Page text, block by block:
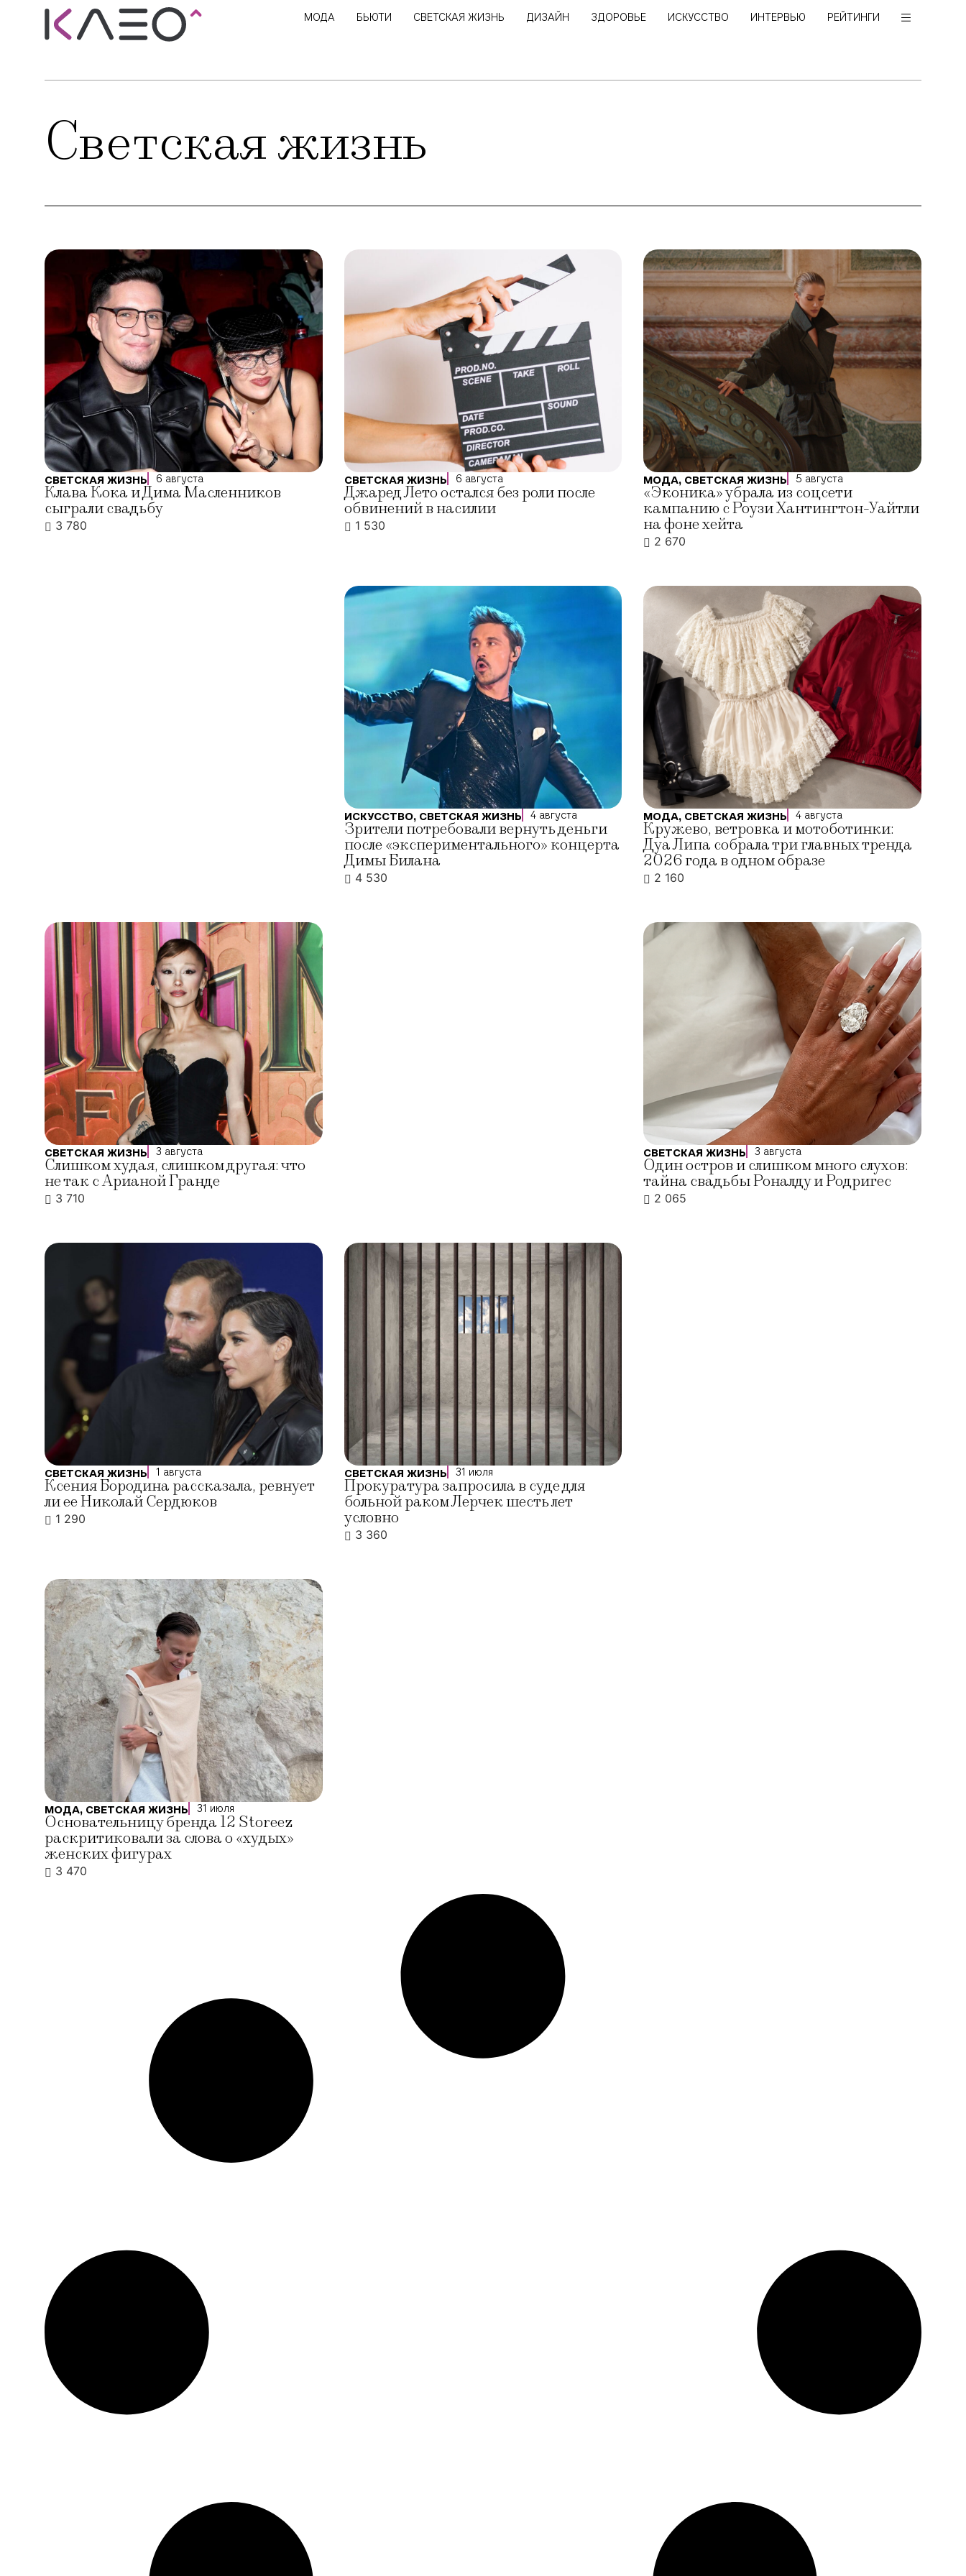
МОДА БЬЮТИ СВЕТСКАЯ ЖИЗНЬ ДИЗАЙН ЗДОРОВЬЕ ИСКУССТВО ИНТЕРВЬЮ РЕЙТИНГИ
Светская жизнь
СВЕТСКАЯ ЖИЗНЬ 6 августа
Клава Кока и Дима Масленников
сыграли свадьбу
3 780
СВЕТСКАЯ ЖИЗНЬ 6 августа
Джаред Лето остался без роли после
обвинений в насилии
1 530
МОДА, СВЕТСКАЯ ЖИЗНЬ 5 августа
«Эконика» убрала из соцсети
кампанию с Роузи Хантингтон-Уайтли
на фоне хейта
2 670
ИСКУССТВО, СВЕТСКАЯ ЖИЗНЬ 4 августа
Зрители потребовали вернуть деньги
после «экспериментального» концерта
Димы Билана
4 530
МОДА, СВЕТСКАЯ ЖИЗНЬ 4 августа
Кружево, ветровка и мотоботинки:
Дуа Липа собрала три главных тренда
2026 года в одном образе
2 160
СВЕТСКАЯ ЖИЗНЬ 3 августа
Слишком худая, слишком другая: что
не так с Арианой Гранде
3 710
СВЕТСКАЯ ЖИЗНЬ 3 августа
Один остров и слишком много слухов:
тайна свадьбы Роналду и Родригес
2 065
СВЕТСКАЯ ЖИЗНЬ 1 августа
Ксения Бородина рассказала, ревнует
ли ее Николай Сердюков
1 290
СВЕТСКАЯ ЖИЗНЬ 31 июля
Прокуратура запросила в суде для
больной раком Лерчек шесть лет
условно
3 360
МОДА, СВЕТСКАЯ ЖИЗНЬ 31 июля
Основательницу бренда 12 Storeez
раскритиковали за слова о «худых»
женских фигурах
3 470